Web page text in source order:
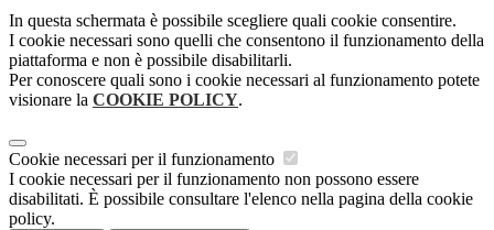
In questa schermata è possibile scegliere quali cookie consentire.
I cookie necessari sono quelli che consentono il funzionamento della
piattaforma e non è possibile disabilitarli.
Per conoscere quali sono i cookie necessari al funzionamento potete
visionare la COOKIE POLICY.
Cookie necessari per il funzionamento
I cookie necessari per il funzionamento non possono essere
disabilitati. È possibile consultare l'elenco nella pagina della cookie
policy.